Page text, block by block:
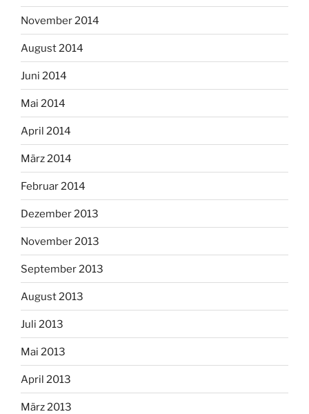
November 2014
August 2014
Juni 2014
Mai 2014
April 2014
März 2014
Februar 2014
Dezember 2013
November 2013
September 2013
August 2013
Juli 2013
Mai 2013
April 2013
März 2013